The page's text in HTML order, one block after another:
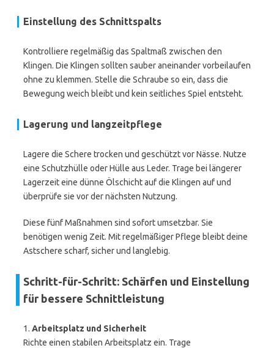
Einstellung des Schnittspalts
Kontrolliere regelmäßig das Spaltmaß zwischen den
Klingen. Die Klingen sollten sauber aneinander vorbeilaufen
ohne zu klemmen. Stelle die Schraube so ein, dass die
Bewegung weich bleibt und kein seitliches Spiel entsteht.
Lagerung und langzeitpflege
Lagere die Schere trocken und geschützt vor Nässe. Nutze
eine Schutzhülle oder Hülle aus Leder. Trage bei längerer
Lagerzeit eine dünne Ölschicht auf die Klingen auf und
überprüfe sie vor der nächsten Nutzung.
Diese fünf Maßnahmen sind sofort umsetzbar. Sie
benötigen wenig Zeit. Mit regelmäßiger Pflege bleibt deine
Astschere scharf, sicher und langlebig.
Schritt-für-Schritt: Schärfen und Einstellung
für bessere Schnittleistung
1. Arbeitsplatz und Sicherheit
Richte einen stabilen Arbeitsplatz ein. Trage